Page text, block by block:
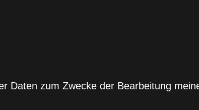
Daten zum Zwecke der Bearbeitung